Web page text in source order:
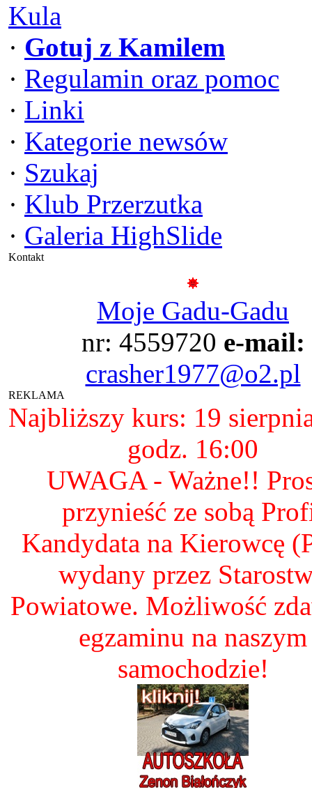
Kula
· Gotuj z Kamilem
· Regulamin oraz pomoc
· Linki
· Kategorie newsów
· Szukaj
· Klub Przerzutka
· Galeria HighSlide
Kontakt
Moje Gadu-Gadu
nr: 4559720 e-mail:
crasher1977@o2.pl
REKLAMA
Najbliższy kurs: 19
godz. 16:00
UWAGA - Ważne!!
przynieść ze sobą
Kandydata na Kierowcę
wydany przez
Powiatowe. Możliwość
egzaminu na naszym
samochodzie!